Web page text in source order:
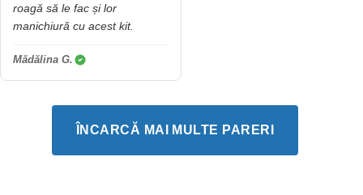
roagă să le fac și lor
manichiură cu acest kit.
Mădălina G.
ÎNCARCĂ MAI MULTE PARERI